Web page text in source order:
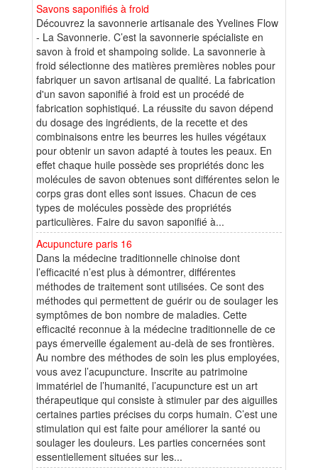
Savons saponifiés à froid
Découvrez la savonnerie artisanale des Yvelines Flow
- La Savonnerie. C’est la savonnerie spécialiste en
savon à froid et shampoing solide. La savonnerie à
froid sélectionne des matières premières nobles pour
fabriquer un savon artisanal de qualité. La fabrication
d'un savon saponifié à froid est un procédé de
fabrication sophistiqué. La réussite du savon dépend
du dosage des ingrédients, de la recette et des
combinaisons entre les beurres les huiles végétaux
pour obtenir un savon adapté à toutes les peaux. En
effet chaque huile possède ses propriétés donc les
molécules de savon obtenues sont différentes selon le
corps gras dont elles sont issues. Chacun de ces
types de molécules possède des propriétés
particulières. Faire du savon saponifié à...
Acupuncture paris 16
Dans la médecine traditionnelle chinoise dont
l’efficacité n’est plus à démontrer, différentes
méthodes de traitement sont utilisées. Ce sont des
méthodes qui permettent de guérir ou de soulager les
symptômes de bon nombre de maladies. Cette
efficacité reconnue à la médecine traditionnelle de ce
pays émerveille également au-delà de ses frontières.
Au nombre des méthodes de soin les plus employées,
vous avez l’acupuncture. Inscrite au patrimoine
immatériel de l’humanité, l’acupuncture est un art
thérapeutique qui consiste à stimuler par des aiguilles
certaines parties précises du corps humain. C’est une
stimulation qui est faite pour améliorer la santé ou
soulager les douleurs. Les parties concernées sont
essentiellement situées sur les...